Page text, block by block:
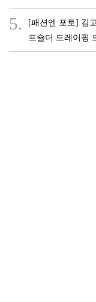
5.
[패션엔 포토] 김
프숄더 드레이핑